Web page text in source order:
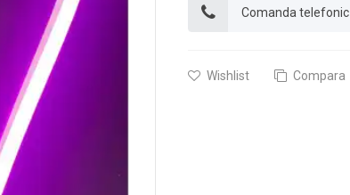
Comanda telefonic
Wishlist Compara